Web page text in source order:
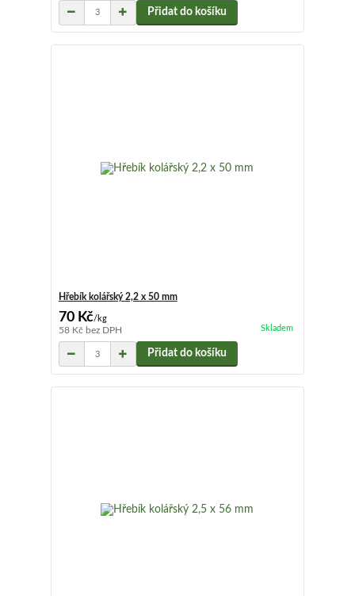
Přidat do košíku
Hřebík kolářský 2,2 x 50 mm
70 Kč/kg
58 Kč bez DPH Skladem
Přidat do košíku